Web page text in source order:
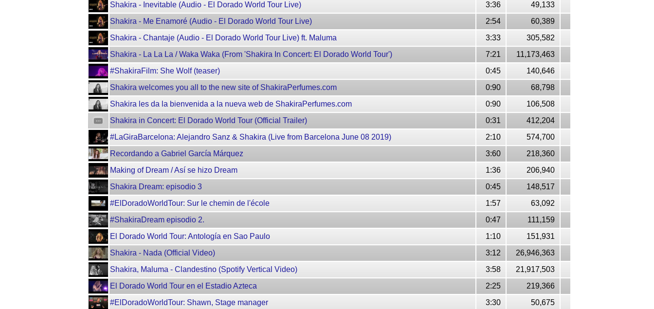
Shakira - Inevitable (Audio - El Dorado World Tour Live)
3:36
49,133
Shakira - Me Enamoré (Audio - El Dorado World Tour Live)
2:54
60,389
Shakira - Chantaje (Audio - El Dorado World Tour Live) ft. Maluma
3:33
305,582
Shakira - La La La / Waka Waka (From 'Shakira In Concert: El Dorado World Tour')
7:21
11,173,463
#ShakiraFilm: She Wolf (teaser)
0:45
140,646
Shakira welcomes you all to the new site of ShakiraPerfumes.com
0:90
68,798
Shakira les da la bienvenida a la nueva web de ShakiraPerfumes.com
0:90
106,508
Shakira in Concert: El Dorado World Tour (Official Trailer)
0:31
412,204
#LaGiraBarcelona: Alejandro Sanz & Shakira (Live from Barcelona June 08 2019)
2:10
574,700
Recordando a Gabriel García Márquez
3:60
218,360
Making of Dream / Así se hizo Dream
1:36
206,940
Shakira Dream: episodio 3
0:45
148,517
#ElDoradoWorldTour: Sur le chemin de l'école
1:57
63,092
#ShakiraDream episodio 2.
0:47
111,159
El Dorado World Tour: Antología en Sao Paulo
1:10
151,931
Shakira - Nada (Official Video)
3:12
26,946,363
Shakira, Maluma - Clandestino (Spotify Vertical Video)
3:58
21,917,503
El Dorado World Tour en el Estadio Azteca
2:25
219,366
#ElDoradoWorldTour: Shawn, Stage manager
3:30
50,675